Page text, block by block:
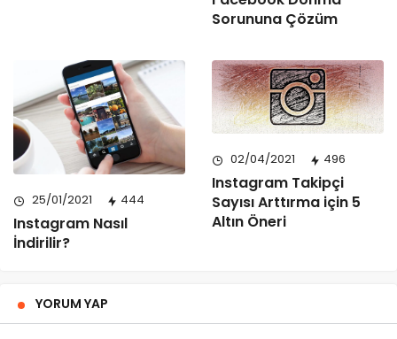
Sorununa Çözüm
25/01/2021 444
Instagram Nasıl
İndirilir?
02/04/2021 496
Instagram Takipçi
Sayısı Arttırma için 5
Altın Öneri
YORUM YAP